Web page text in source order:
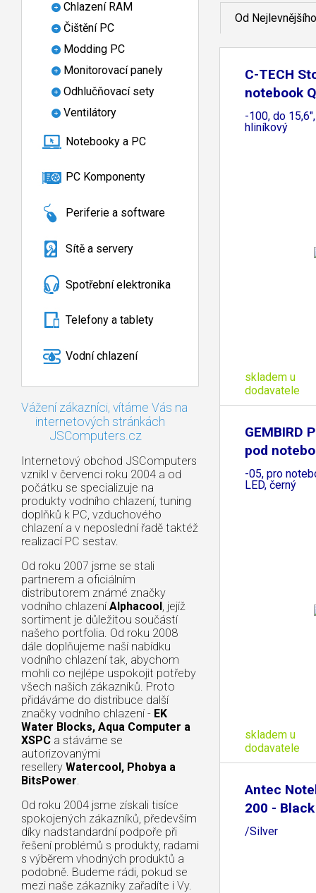
Chlazení RAM
Čištění PC
Modding PC
Monitorovací panely
Odhlučňovací sety
Ventilátory
Notebooky a PC
PC Komponenty
Periferie a software
Sítě a servery
Spotřební elektronika
Telefony a tablety
Vodní chlazení
Vážení zákazníci, vítáme Vás na
internetových stránkách
JSComputers.cz
Internetový obchod JSComputers
vznikl v červenci roku 2004 a od
počátku se specializuje na
produkty vodního chlazení, tuning
doplňků k PC, vzduchového
chlazení a v neposlední řadě taktéž
realizací PC sestav.
Od roku 2007 jsme se stali
partnerem a oficiálním
distributorem známé značky
vodního chlazení Alphacool, jejíž
sortiment je důležitou součástí
našeho portfolia. Od roku 2008
dále doplňujeme naší nabídku
vodního chlazení tak, abychom
mohli co nejlépe uspokojit potřeby
všech našich zákazníků. Proto
přidáváme do distribuce další
značky vodního chlazení - EK
Water Blocks, Aqua Computer a
XSPC a stáváme se
autorizovanými
resellery Watercool, Phobya a
BitsPower.
Od roku 2004 jsme získali tisíce
spokojených zákazníků, především
díky nadstandardní podpoře při
řešení problémů s produkty, radami
s výběrem vhodných produktů a
podobně. Budeme rádi, pokud se
mezi naše zákazníky zařadíte i Vy.
Od Nejlevnějšího
C-TECH
notebook
-100, do
hliníkový
skladem u
dodavatele
GEMBIRD
pod
2F15
-05, pro
LED, černý
skladem u
dodavatele
Antec
200 - Black
/Silver